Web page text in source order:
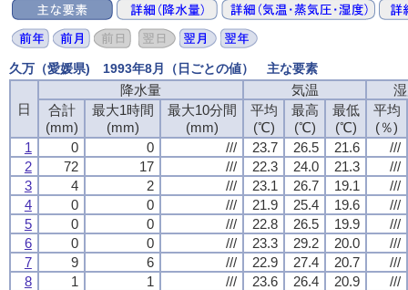
久万（愛媛県) 1993年8月（日ごとの値） 主な要素
日
降水量 気温
合計
(mm)
最大1時間
(mm)
最大10分間
(mm)
平均
(℃)
最高
(℃)
最低
(℃)
平均
(％)
1
0 0 /// 23.7 26.5 21.6
///
2
72 17 /// 22.3 24.0 21.3
///
3
4 2 /// 23.1 26.7 19.1
///
4
0 0 /// 21.9 25.4 19.6
///
5
0 0 /// 22.8 26.5 19.9
///
6
0 0 /// 23.3 29.2 20.0
///
7
9 6 /// 22.9 27.4 20.7
///
8
1 1 /// 23.6 26.4 20.9
///